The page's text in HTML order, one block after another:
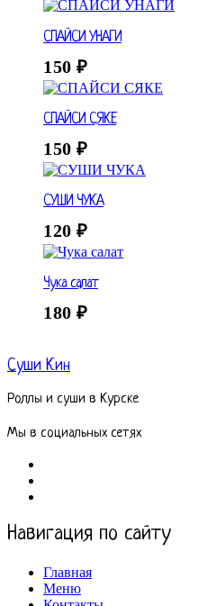
СПАЙСИ УНАГИ
150₽
СПАЙСИ СЯКЕ
150₽
СУШИ ЧУКА
120₽
Чука салат
180₽
Суши Кин
Роллы и суши в Курске
Мы в социальных сетях
Навигация по сайту
Главная
Меню